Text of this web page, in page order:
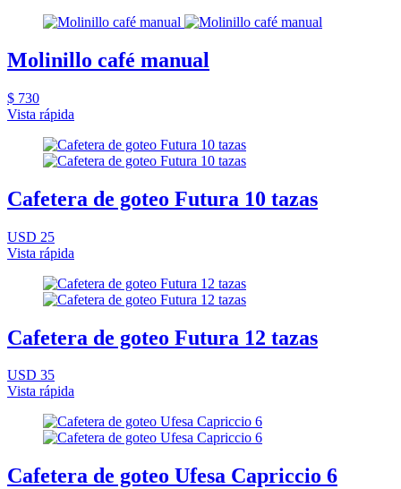
Molinillo café manual
$ 730
Vista rápida
Cafetera de goteo Futura 10 tazas
USD 25
Vista rápida
Cafetera de goteo Futura 12 tazas
USD 35
Vista rápida
Cafetera de goteo Ufesa Capriccio 6